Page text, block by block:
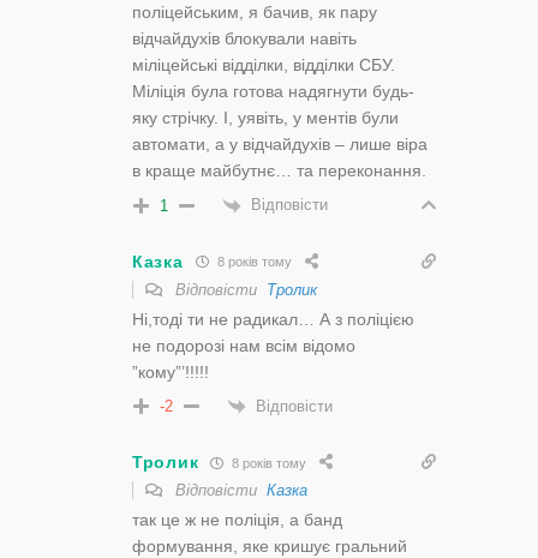
поліцейським, я бачив, як пару
відчайдухів блокували навіть
міліцейські відділки, відділки СБУ.
Міліція була готова надягнути будь-
яку стрічку. І, уявіть, у ментів були
автомати, а у відчайдухів – лише віра
в краще майбутнє… та переконання.
1 Відповісти
Казка 8 років тому
Відповісти Тролик
Ні,тоді ти не радикал… А з поліцією
не подорозі нам всім відомо
”кому”’!!!!!
-2 Відповісти
Тролик 8 років тому
Відповісти Казка
так це ж не поліція, а банд
формування, яке кришує гральний